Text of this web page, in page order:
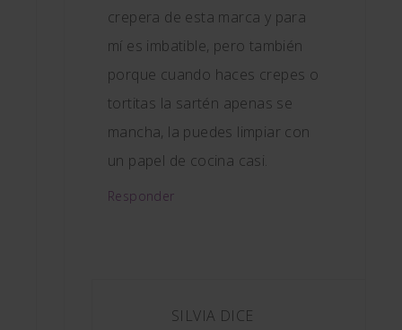
crepera de esta marca y para
mí es imbatible, pero también
porque cuando haces crepes o
tortitas la sartén apenas se
mancha, la puedes limpiar con
un papel de cocina casi.
Responder
SILVIA DICE